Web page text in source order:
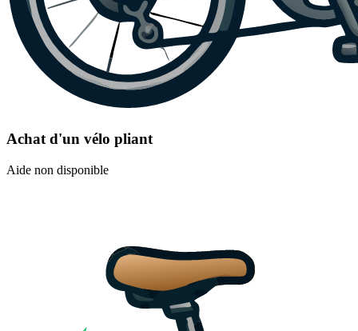
Achat d'un vélo pliant
Aide non disponible